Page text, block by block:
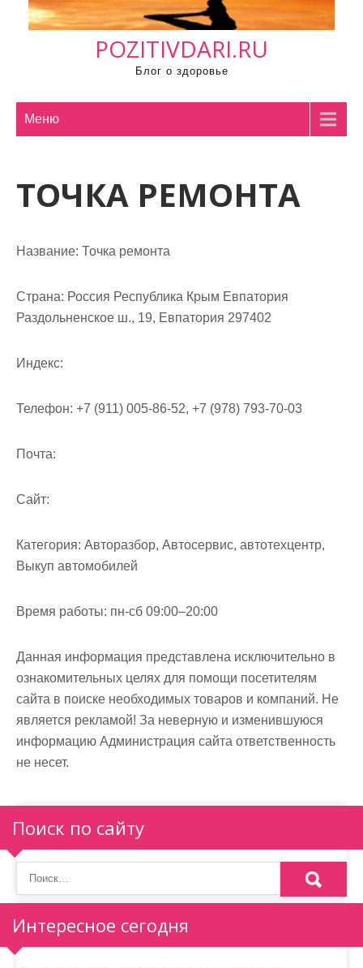
POZITIVDARI.RU
Блог о здоровье
Меню
ТОЧКА РЕМОНТА
Название: Точка ремонта
Страна: Россия Республика Крым Евпатория
Раздольненское ш., 19, Евпатория 297402
Индекс:
Телефон: +7 (911) 005-86-52, +7 (978) 793-70-03
Почта:
Cайт:
Категория: Авторазбор, Автосервис, автотехцентр,
Выкуп автомобилей
Время работы: пн-сб 09:00–20:00
Данная информация представлена исключительно в
ознакомительных целях для помощи посетителям
сайта в поиске необходимых товаров и компаний. Не
является рекламой! За неверную и изменившуюся
информацию Администрация сайта ответственность
не несет.
Поиск по сайту
Интересное сегодня